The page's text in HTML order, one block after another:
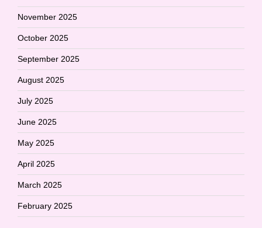
November 2025
October 2025
September 2025
August 2025
July 2025
June 2025
May 2025
April 2025
March 2025
February 2025